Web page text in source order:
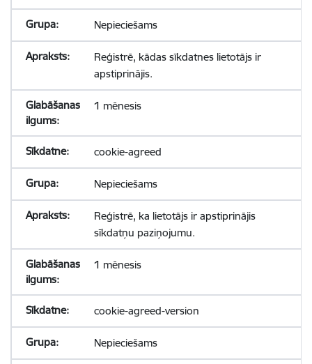
Nepieciešams
Reģistrē, kādas sīkdatnes lietotājs ir
apstiprinājis.
1 mēnesis
cookie-agreed
Nepieciešams
Reģistrē, ka lietotājs ir apstiprinājis
sīkdatņu paziņojumu.
1 mēnesis
cookie-agreed-version
Nepieciešams